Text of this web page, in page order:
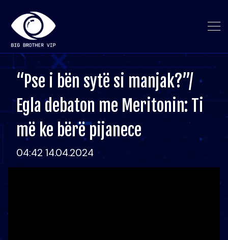
“Pse i bën sytë si manjak?”/
Egla debaton me Meritonin: Ti
më ke bërë pijanece
04:42 14.04.2024